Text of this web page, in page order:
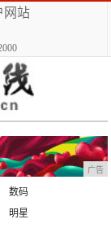
网站
广告
数码
明星